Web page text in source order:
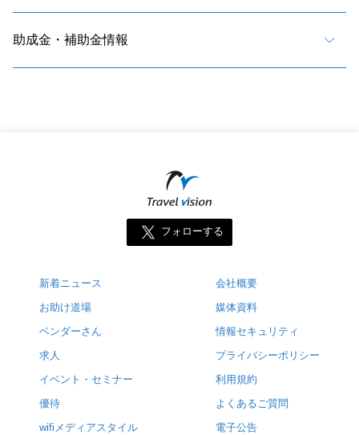
助成金・補助金情報
フォローする
新着ニュース
お助け道場
ベンダーさん
求人
イベント・セミナー
優待
wifiメディアスタイル
会社概要
媒体資料
情報セキュリティ
プライバシーポリシー
利用規約
よくあるご質問
電子公告